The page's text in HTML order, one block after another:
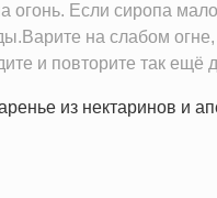
огонь. Если сиропа
на слабом
и повторите так ещё